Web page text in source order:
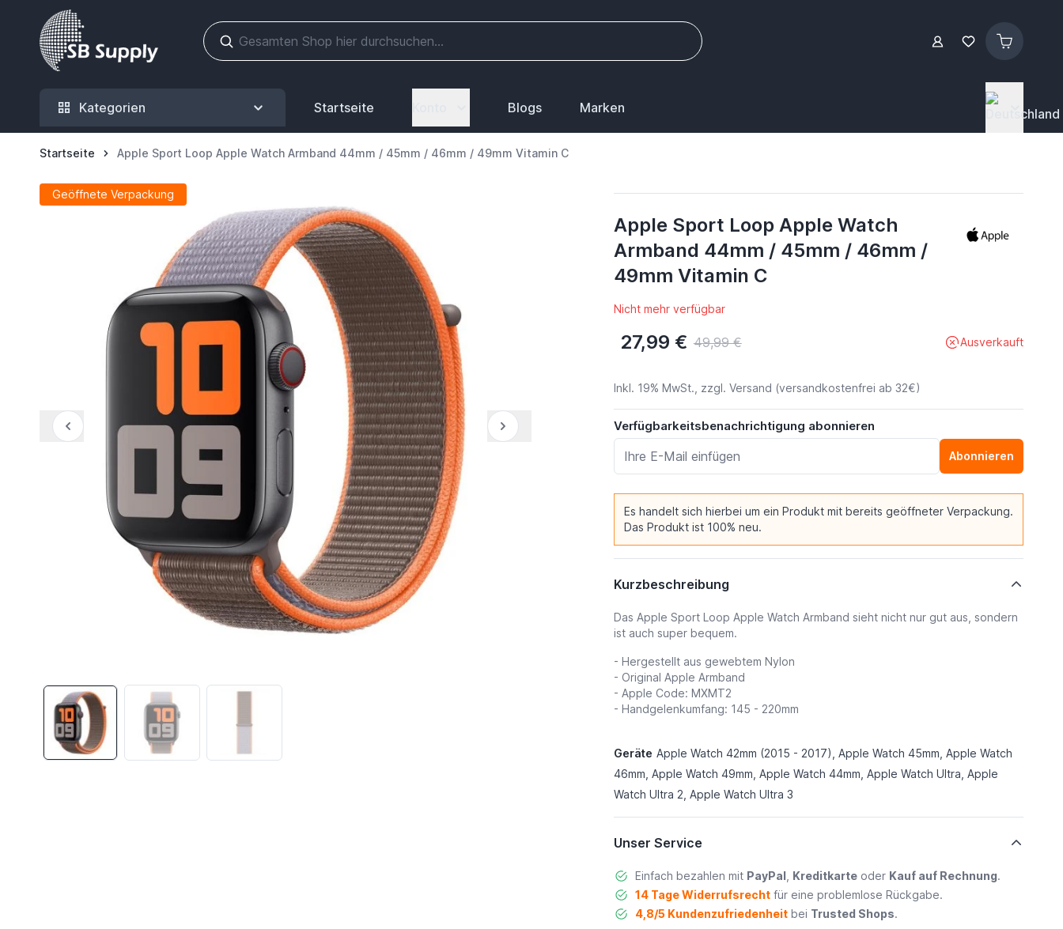
Zum Inhalt springen
Kategorien Startseite Blogs Marken
Startseite Apple Sport Loop Apple Watch Armband 44mm / 45mm / 46mm / 49mm Vitamin C
Geöffnete Verpackung
Apple Sport Loop Apple Watch
Armband 44mm / 45mm / 46mm /
49mm Vitamin C
Nicht mehr verfügbar
27,99 € 49,99 € Ausverkauft
Inkl. 19% MwSt., zzgl. Versand (versandkostenfrei ab 32€)
Verfügbarkeitsbenachrichtigung abonnieren
Abonnieren
Es handelt sich hierbei um ein Produkt mit bereits geöffneter Verpackung.
Das Produkt ist 100% neu.
Kurzbeschreibung
Das Apple Sport Loop Apple Watch Armband sieht nicht nur gut aus, sondern
ist auch super bequem.
- Hergestellt aus gewebtem Nylon
- Original Apple Armband
- Apple Code: MXMT2
- Handgelenkumfang: 145 - 220mm
Geräte Apple Watch 42mm (2015 - 2017), Apple Watch 45mm, Apple Watch
46mm, Apple Watch 49mm, Apple Watch 44mm, Apple Watch Ultra, Apple
Watch Ultra 2, Apple Watch Ultra 3
Unser Service
Einfach bezahlen mit PayPal Kreditkarteoder Kauf auf Rechnung.
14 Tage Widerrufsrechtfür eine problemlose Rückgabe.
4,8/5 Kundenzufriedenheitbei Trusted Shops.